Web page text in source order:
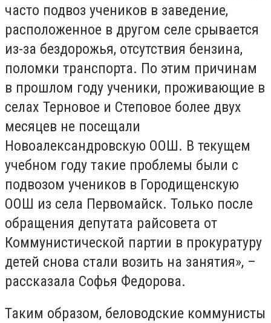
часто подвоз учеников в заведение,
расположенное в другом селе срывается
из-за бездорожья, отсутствия бензина,
поломки транспорта. По этим причинам
в прошлом году ученики, проживающие в
селах Терновое и Степовое более двух
месяцев не посещали
Новоалександровскую ООШ. В текущем
учебном году такие проблемы были с
подвозом учеников в Городищенскую
ООШ из села Первомайск. Только после
обращения депутата райсовета от
Коммунистической партии в прокуратуру
детей снова стали возить на занятия», –
рассказала Софья Федорова.
Таким образом, беловодские коммунисты